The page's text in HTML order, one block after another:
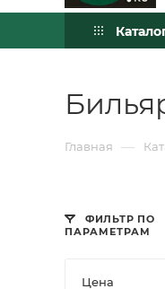
Главная —
ФИЛЬТР ПО
ПАРАМЕТРАМ
Цена